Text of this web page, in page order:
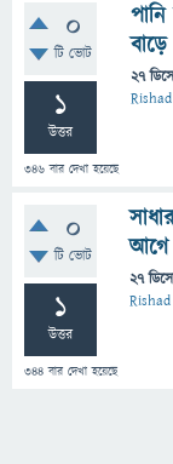
0
টি ভোট
1
উত্তর
346 বার দেখা হয়েছে
27
0
টি ভোট
1
উত্তর
344 বার দেখা হয়েছে
আগে
27